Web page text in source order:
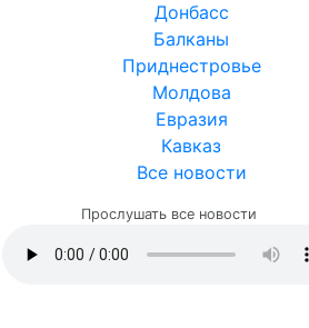
Донбасс
Балканы
Приднестровье
Молдова
Евразия
Кавказ
Все новости
Прослушать все новости